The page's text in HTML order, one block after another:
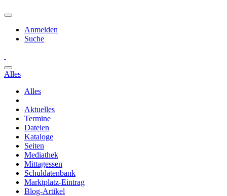
Anmelden
Suche
Alles
Alles
Aktuelles
Termine
Dateien
Kataloge
Seiten
Mediathek
Mittagessen
Schuldatenbank
Marktplatz-Eintrag
Blog-Artikel